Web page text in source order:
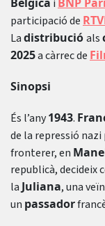
i
participació de
Ladistribucióals
2025a càrrec de
Sinopsi
És l’any1943.
de la repressió nazi
fronterer, en
republicà, decideix
la Juliana, una
un passador